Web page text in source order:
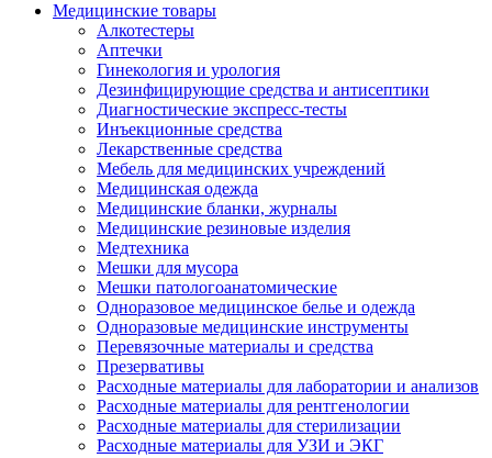
Медицинские товары
Алкотестеры
Аптечки
Гинекология и урология
Дезинфицирующие средства и антисептики
Диагностические экспресс-тесты
Инъекционные средства
Лекарственные средства
Мебель для медицинских учреждений
Медицинская одежда
Медицинские бланки, журналы
Медицинские резиновые изделия
Медтехника
Мешки для мусора
Мешки патологоанатомические
Одноразовое медицинское белье и одежда
Одноразовые медицинские инструменты
Перевязочные материалы и средства
Презервативы
Расходные материалы для лаборатории и анализов
Расходные материалы для рентгенологии
Расходные материалы для стерилизации
Расходные материалы для УЗИ и ЭКГ